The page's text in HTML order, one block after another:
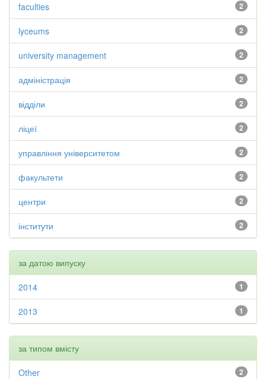
2
faculties
2
lyceums
2
university management
2
адміністрація
2
відділи
2
ліцеї
2
управління університетом
2
факультети
2
центри
2
інститути
за датою випуску
1
2014
1
2013
за типом вмісту
2
Other